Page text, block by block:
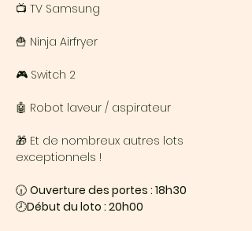
📺 TV Samsung
🍟 Ninja Airfryer
🎮 Switch 2
🤖 Robot laveur / aspirateur
🎁 Et de nombreux autres lots
exceptionnels !
🕡 Ouverture des portes : 18h30
🕗Début du loto : 20h00